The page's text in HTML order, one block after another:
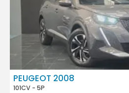
PEUGEOT 2008
101CV - 5P